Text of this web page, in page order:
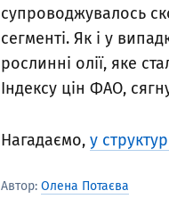
супроводжувалось
сегменті. Як і у
рослинні олії, яке
Індексу цін ФАО,
Нагадаємо, у
Автор: Олена Потаєва